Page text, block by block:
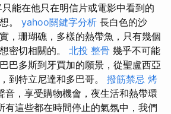
能在他只在明信片或電影中看到的
。 yahoo關鍵字分析 長白色的沙
，珊瑚礁，多樣的熱帶魚，只有幾個
密切相關的。 北投 整骨 幾乎不可能
巴多斯到牙買加的願景，從聖盧西亞
到特立尼達和多巴哥。 撥筋禁忌 烤
音，享受購物機會，夜生活和熱帶環
有這些都在時間停止的氣氛中，我們